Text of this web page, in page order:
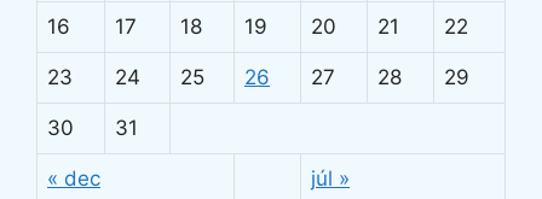
« dec júl »
16 17 18 19 20 21 22
23 24 25 26 27 28 29
30 31